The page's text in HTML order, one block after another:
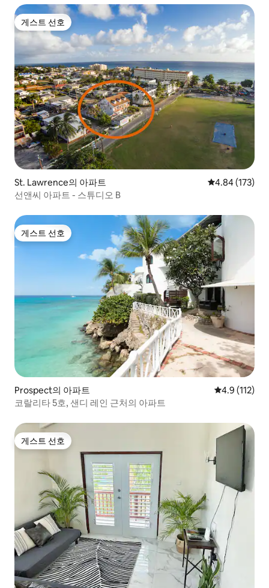
게스트 선호
게스트 선호
St. Lawrence의 아파트 평점 4.84점(5
4.84 (173)
선앤씨 아파트 - 스튜디오 B
게스트 선호
게스트 선호
Prospect의 아파트 평점 4.9점(5
4.9 (112)
코랄리타 5호, 샌디 레인 근처의 아파트
게스트 선호
게스트 선호